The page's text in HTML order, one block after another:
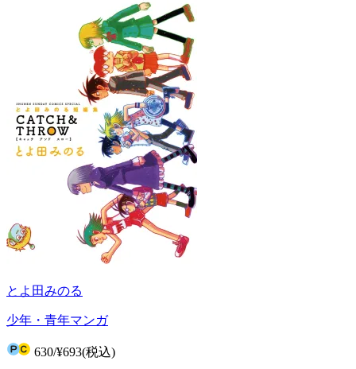
とよ田みのる
少年・青年マンガ
630/¥693(税込)